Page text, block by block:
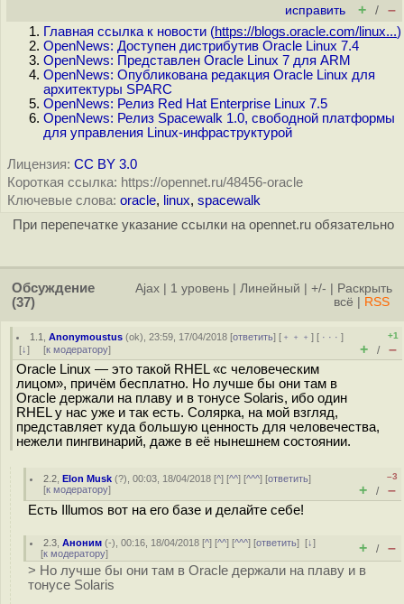
исправить + / –
Главная ссылка к новости (https://blogs.oracle.com/linux...)
OpenNews: Доступен дистрибутив Oracle Linux 7.4
OpenNews: Представлен Oracle Linux 7 для ARM
OpenNews: Опубликована редакция Oracle Linux для
архитектуры SPARC
OpenNews: Релиз Red Hat Enterprise Linux 7.5
OpenNews: Релиз Spacewalk 1.0, свободной платформы
для управления Linux-инфраструктурой
Лицензия: CC BY 3.0
Короткая ссылка: https://opennet.ru/48456-oracle
Ключевые слова: oracle, linux, spacewalk
При перепечатке указание ссылки на opennet.ru обязательно
Обсуждение
(37)
Ajax 1 уровень Линейный +/-
Раскрыть
всё
RSS
1.1 ,Anonymoustus (ok), 23:59, 17/04/2018 [ответить] [ ﹢﹢﹢] [ · · ·]
[↓] [к модератору]
+1
+ / –
Oracle Linux — это такой RHEL «с человеческим
лицом», причём бесплатно. Но лучше бы они там в
Oracle держали на плаву и в тонусе Solaris, ибо один
RHEL у нас уже и так есть. Солярка, на мой взгляд,
представляет куда большую ценность для человечества,
нежели пингвинарий, даже в её нынешнем состоянии.
2.2 ,Elon Musk (?), 00:03, 18/04/2018 [^] [^^] [^^^] [ответить]
[к модератору]
–3
+ / –
Есть Illumos вот на его базе и делайте себе!
2.3 ,Аноним (-), 00:16, 18/04/2018 [^] [^^] [^^^] [ответить][↓]
[к модератору] + / –
> Но лучше бы они там в Oracle держали на плаву и в
тонусе Solaris